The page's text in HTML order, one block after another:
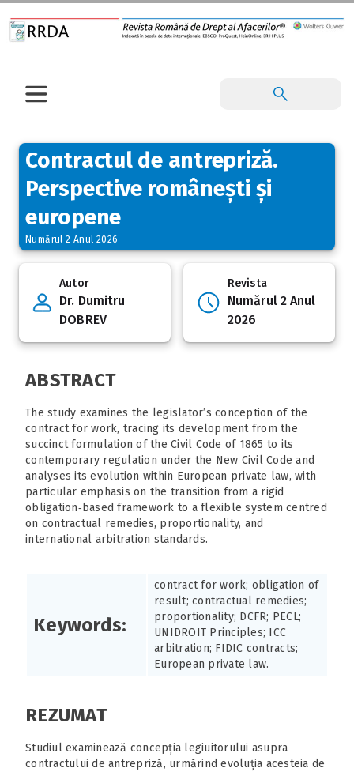
Contractul de antrepriză.
Perspective românești și
europene
Numărul 2 Anul 2026
Autor
Dr. Dumitru
DOBREV
Revista
Numărul 2 Anul
2026
ABSTRACT
The study examines the legislator’s conception of the
contract for work, tracing its development from the
succinct formulation of the Civil Code of 1865 to its
contemporary regulation under the New Civil Code and
analyses its evolution within European private law, with
particular emphasis on the transition from a rigid
obligation‑based framework to a flexible system centred
on contractual remedies, proportionality, and
international arbitration standards.
Keywords:
contract for work; obligation of
result; contractual remedies;
proportionality; DCFR; PECL;
UNIDROIT Principles; ICC
arbitration; FIDIC contracts;
European private law.
REZUMAT
Studiul examinează concepția legiuitorului asupra
contractului de antrepriză, urmărind evoluția acesteia de